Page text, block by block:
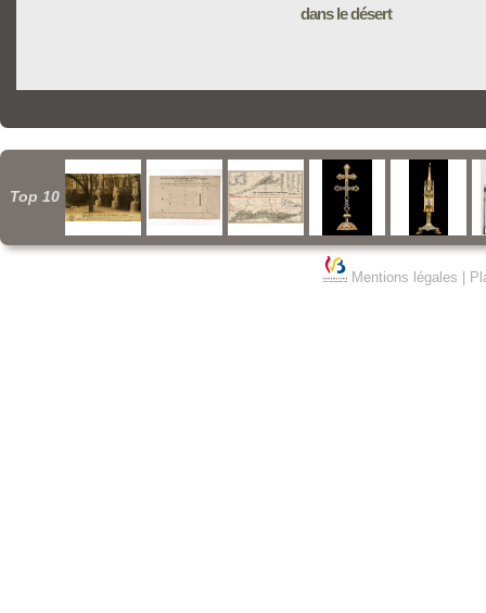
dans le désert
Top 10
Mentions légales